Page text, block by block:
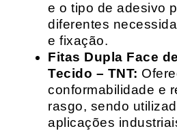
e o tipo de adesivo
diferentes
e fixação.
Fitas Dupla Face
Tecido – TNT:
conformabilidade e
rasgo, sendo
aplicações